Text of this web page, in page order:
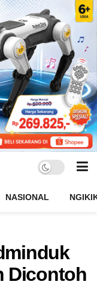
NASIONAL
Dicontoh